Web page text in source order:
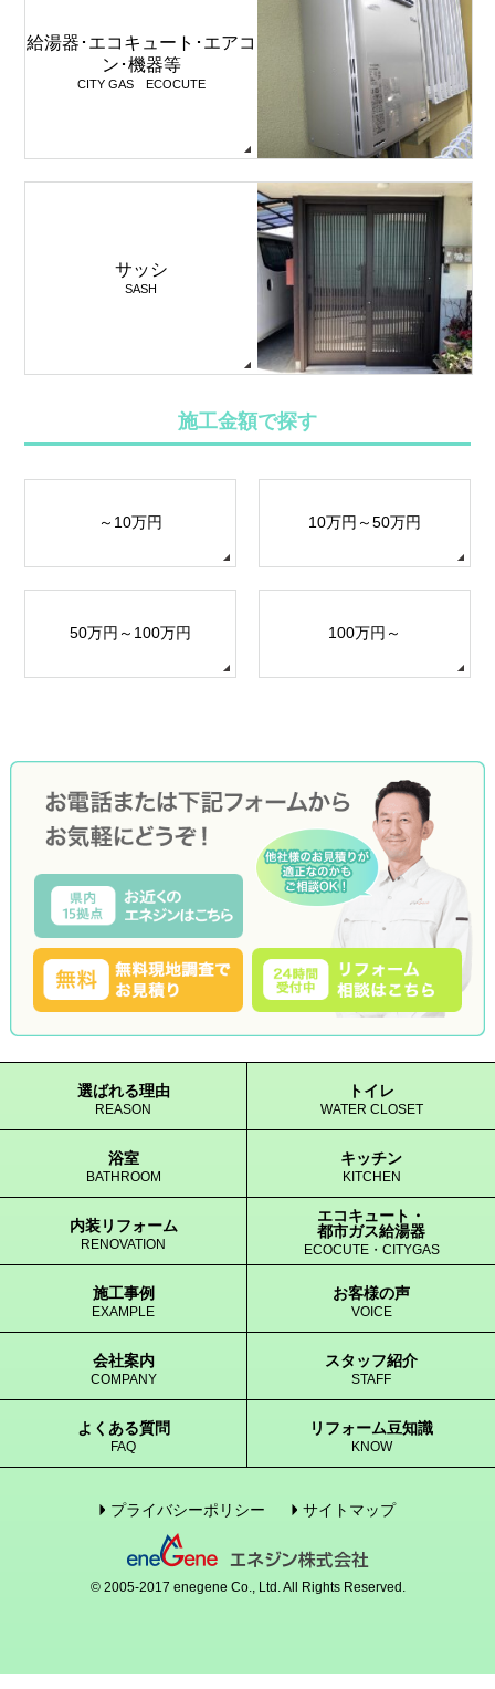
給湯器･エコキュート･エアコ
ン･機器等
CITY GAS ECOCUTE
サッシ
SASH
施工金額で探す
～10万円 10万円～50万円
50万円～100万円 100万円～
選ばれる理由
REASON
トイレ
WATER CLOSET
浴室
BATHROOM
キッチン
KITCHEN
内装リフォーム
RENOVATION
エコキュート・
都市ガス給湯器
ECOCUTE・CITYGAS
施工事例
EXAMPLE
お客様の声
VOICE
会社案内
COMPANY
スタッフ紹介
STAFF
よくある質問
FAQ
リフォーム豆知識
KNOW
プライバシーポリシー サイトマップ
© 2005-2017 enegene Co., Ltd. All Rights Reserved.